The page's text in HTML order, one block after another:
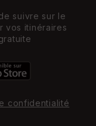
suivre sur le
vos itinéraires
confidentialité